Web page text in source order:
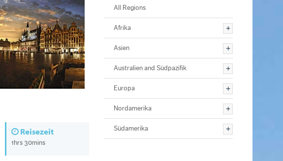
Reisezeit
1hrs 30mins
All Regions
Afrika
Asien
Australien and Südpazifik
Europa
Nordamerika
Südamerika